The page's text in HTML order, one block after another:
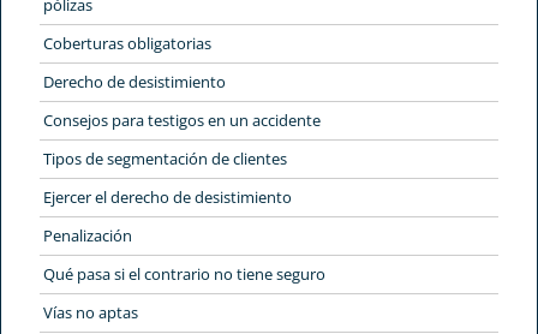
pólizas
Coberturas obligatorias
Derecho de desistimiento
Consejos para testigos en un accidente
Tipos de segmentación de clientes
Ejercer el derecho de desistimiento
Penalización
Qué pasa si el contrario no tiene seguro
Vías no aptas